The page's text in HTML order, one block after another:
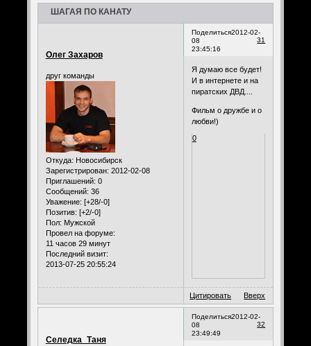
ШАГАЯ ПО КАНАТУ
Поделиться
31
2012-02-
08
23:45:16
Олег Захаров
друг команды
Откуда: Новосибирск
Зарегистрирован: 2012-02-08
Приглашений: 0
Сообщений: 36
Уважение: [+28/-0]
Позитив: [+2/-0]
Пол: Мужской
Провел на форуме:
11 часов 29 минут
Последний визит:
2013-07-25 20:55:24
Я думаю все будет!
И в интернете и на
пиратских ДВД....
Фильм о дружбе и о
любви!)
0
Цитировать Вверх
Поделиться
32
2012-02-
08
23:49:49
Селедка_Таня